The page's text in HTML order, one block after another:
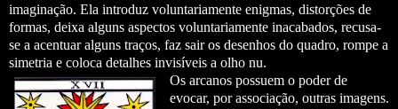
imaginação. Ela introduz voluntariamente enigmas, distorções de
formas, deixa alguns aspectos voluntariamente inacabados, recusa-
se a acentuar alguns traços, faz sair os desenhos do quadro, rompe a
simetria e coloca detalhes invisíveis a olho nu.
Os arcanos possuem o poder de
evocar, por associação, outras imagens.